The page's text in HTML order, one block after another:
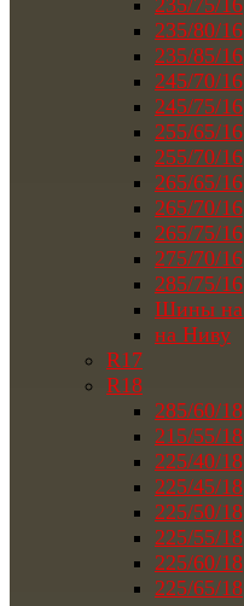
235/75/16
235/80/16
235/85/16
245/70/16
245/75/16
255/65/16
255/70/16
265/65/16
265/70/16
265/75/16
275/70/16
285/75/16
Шины
на Ниву
R17
R18
285/60/18
215/55/18
225/40/18
225/45/18
225/50/18
225/55/18
225/60/18
225/65/18